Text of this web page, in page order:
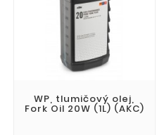
WP, tlumičový olej,
Fork Oil 20W (1L) (AKC)